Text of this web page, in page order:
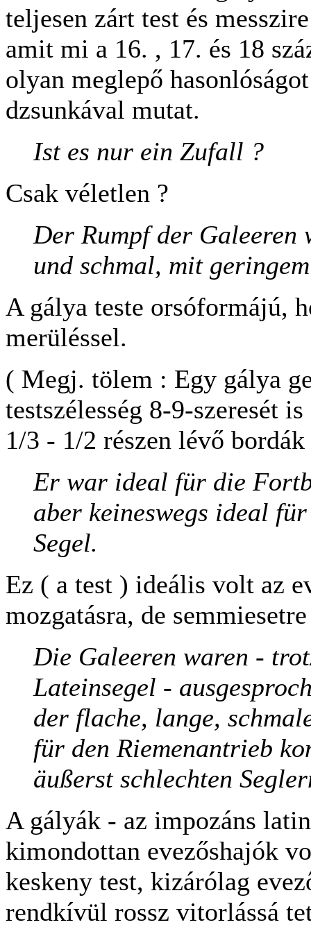
teljesen zárt test és
amit mi a 16. , 17. és 18
olyan meglepő
dzsunkával mutat.
Ist es nur ein Zufall ?
Csak véletlen ?
Der Rumpf der
und schmal, mit
A gálya teste orsóformájú,
merüléssel.
( Megj. tölem : Egy gálya
testszélesség 8-9-szeresét
1/3 - 1/2 részen lévő
Er war ideal für die
aber keineswegs ideal
Segel.
Ez ( a test ) ideális volt az
mozgatásra, de
Die Galeeren waren -
Lateinsegel -
der flache, lange,
für den Riemenantrieb
äußerst schlechten
A gályák - az impozáns
kimondottan evezőshajók
keskeny test, kizárólag
rendkívül rossz vitorlássá